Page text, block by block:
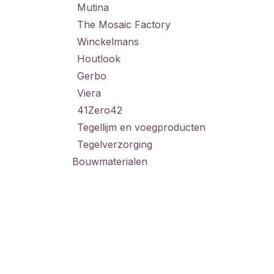
Mutina
The Mosaic Factory
Winckelmans
Houtlook
Gerbo
Viera
41Zero42
Tegellijm en voegproducten
Tegelverzorging
Bouwmaterialen